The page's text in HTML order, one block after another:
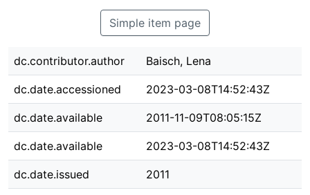
Simple item page
dc.contributor.author Baisch, Lena
dc.date.accessioned 2023-03-08T14:52:43Z
dc.date.available 2011-11-09T08:05:15Z
dc.date.available 2023-03-08T14:52:43Z
dc.date.issued 2011